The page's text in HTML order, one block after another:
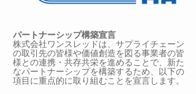
パートナーシップ構築宣言
株式会社ワンスレッドは、サプライチェーン
の取引先の皆様や価値創造を図る事業者の皆
様との連携・共存共栄を進めることで、新た
なパートナーシップを構築するため、以下の
項目に重点的に取り組むことを宣言します。